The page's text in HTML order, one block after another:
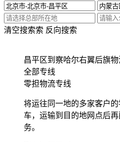
索 反向搜索
清空搜索
昌平区到察哈尔右翼后旗物
全部专线
零担物流专线
将运往同一地的多家客户
车，运输到目的地网点后
务。